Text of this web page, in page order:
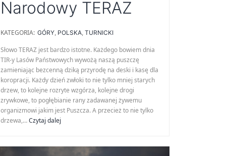
Narodowy TERAZ
KATEGORIA: GÓRY, POLSKA, TURNICKI
Słowo TERAZ jest bardzo istotne. Każdego bowiem dnia
TIR-y Lasów Państwowych wywożą naszą puszczę
zamieniając bezcenną dziką przyrodę na deski i kasę dla
koropracji. Każdy dzień zwłoki to nie tylko mniej starych
drzew, to kolejne rozryte wzgórza, kolejne drogi
zrywkowe, to pogłębianie rany zadawanej żywemu
organizmowi jakim jest Puszcza. A przecież to nie tylko
drzewa,…Czytaj dalej